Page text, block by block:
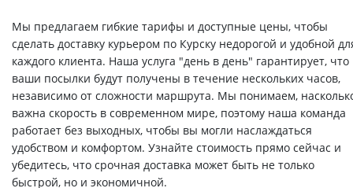
Мы предлагаем гибкие тарифы и доступные цены, чтобы
сделать доставку курьером по Курску недорогой и удобной
каждого клиента. Наша услуга "день в день" гарантирует, что
ваши посылки будут получены в течение нескольких часов,
независимо от сложности маршрута. Мы понимаем,
важна скорость в современном мире, поэтому наша команда
работает без выходных, чтобы вы могли наслаждаться
удобством и комфортом. Узнайте стоимость прямо сейчас и
убедитесь, что срочная доставка может быть не только
быстрой, но и экономичной.